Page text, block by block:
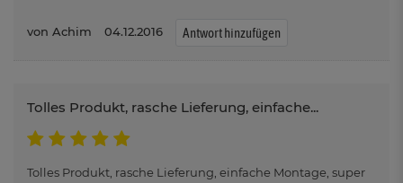
Achim 04.12.2016 Antwort hinzufügen
Tolles Produkt, rasche Lieferung, einfache...
Tolles Produkt, rasche Lieferung, einfache Montage, super